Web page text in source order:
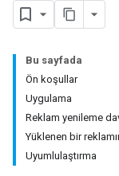
Bu sayfada
Ön koşullar
Uygulama
Reklam yenileme
Yüklenen bir
Uyumlulaştırma